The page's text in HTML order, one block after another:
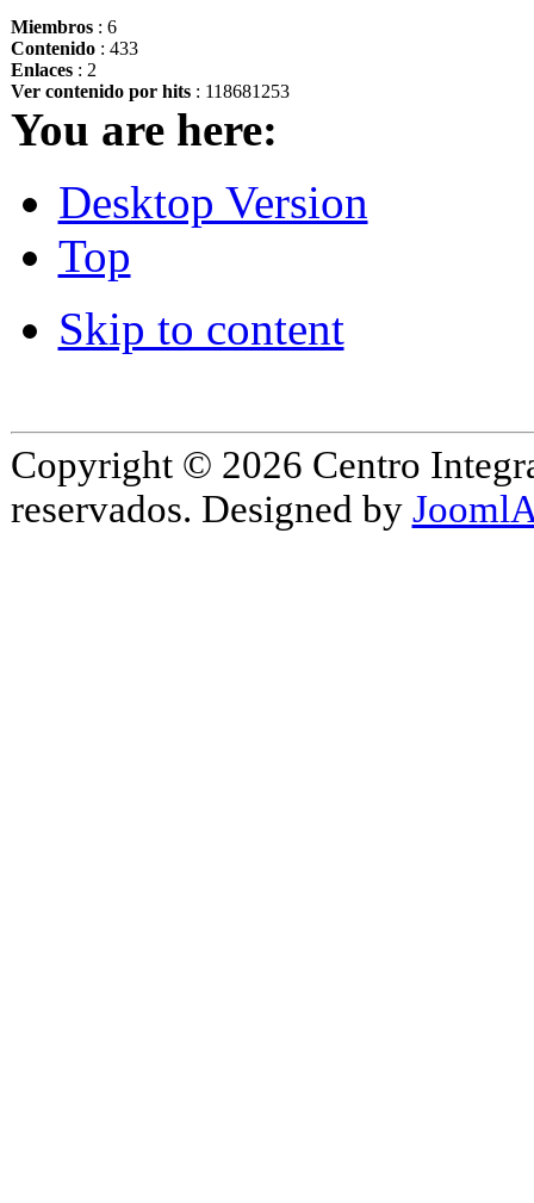
Miembros: 6
Contenido: 433
Enlaces: 2
Ver contenido por hits: 118681253
You are here:
Desktop Version
Top
Skip to content
Copyright © 2026 Centro
reservados. Designed by